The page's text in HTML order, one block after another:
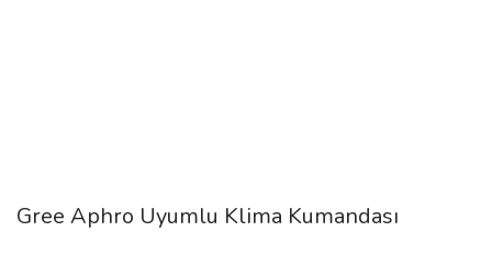
Gree Aphro Uyumlu Klima Kumandası